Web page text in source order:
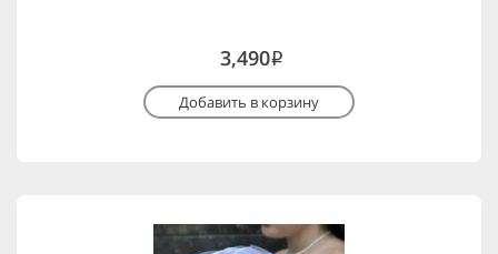
3,490i
Добавить в корзину